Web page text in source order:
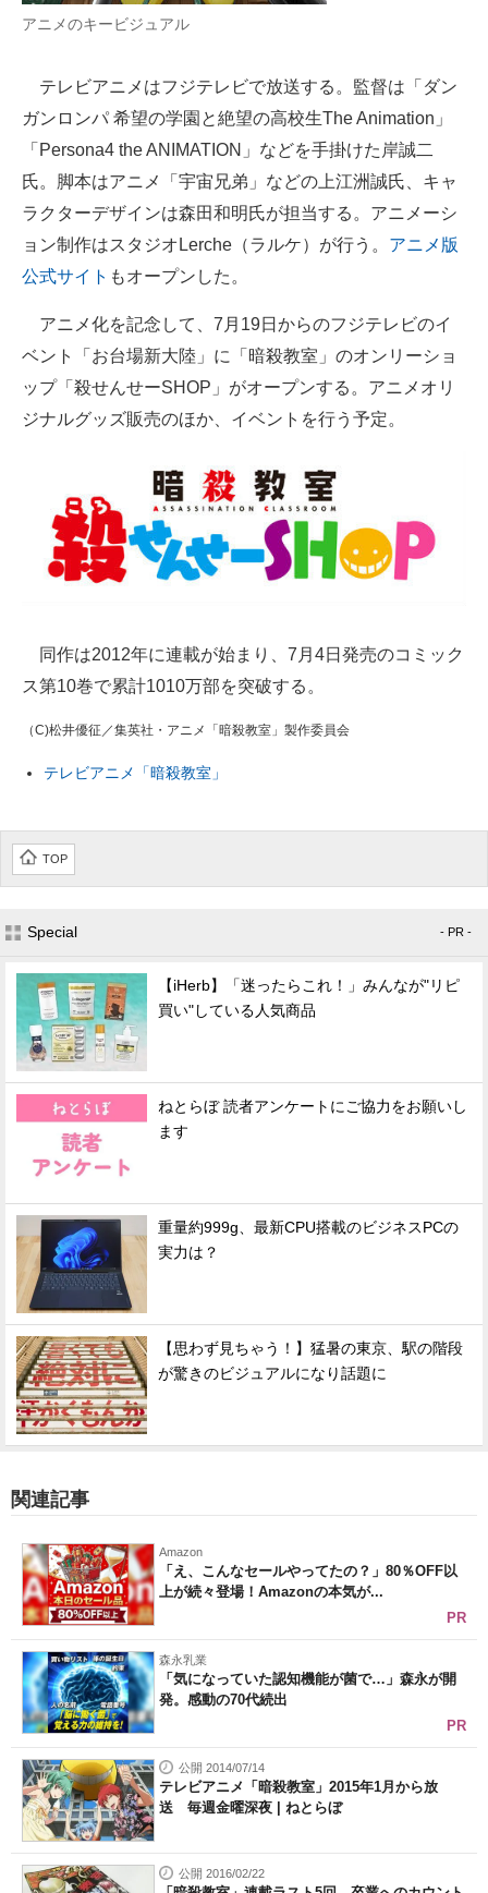
モノづくり技術者専門サイト
エレクトロニクス専門サイト
エネルギーの専門メディア
アニメのキービジュアル
テレビアニメはフジテレビで放送する。監督は「ダン
ガンロンパ 希望の学園と絶望の高校生The Animation」
「Persona4 the ANIMATION」などを手掛けた岸誠二
氏。脚本はアニメ「宇宙兄弟」などの上江洲誠氏、キャ
ラクターデザインは森田和明氏が担当する。アニメーシ
ョン制作はスタジオLerche（ラルケ）が行う。 アニメ版
公式サイト もオープンした。
アニメ化を記念して、7月19日からのフジテレビのイ
ベント「お台場新大陸」に「暗殺教室」のオンリーショ
ップ「殺せんせーSHOP」がオープンする。アニメオリ
ジナルグッズ販売のほか、イベントを行う予定。
同作は2012年に連載が始まり、7月4日発売のコミック
ス第10巻で累計1010万部を突破する。
（C)松井優征／集英社・アニメ「暗殺教室」製作委員会
テレビアニメ「暗殺教室」
TOP
Special - PR -
【iHerb】「迷ったらこれ！」みんなが"リピ
買い"している人気商品
ねとらぼ 読者アンケートにご協力をお願いし
ます
重量約999g、最新CPU搭載のビジネスPCの
実力は？
【思わず見ちゃう！】猛暑の東京、駅の階段
が驚きのビジュアルになり話題に
関連記事
Amazon
「え、こんなセールやってたの？」80％OFF以
上が続々登場！Amazonの本気が...
PR
森永乳業
「気になっていた認知機能が菌で…」森永が開
発。感動の70代続出
PR
公開 2014/07/14
テレビアニメ「暗殺教室」2015年1月から放
送 毎週金曜深夜 | ねとらぼ
公開 2016/02/22